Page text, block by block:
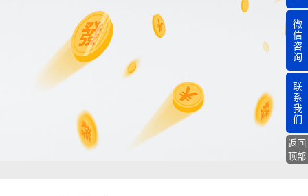
微
信
咨
询
联
系
我
们
返回
顶部